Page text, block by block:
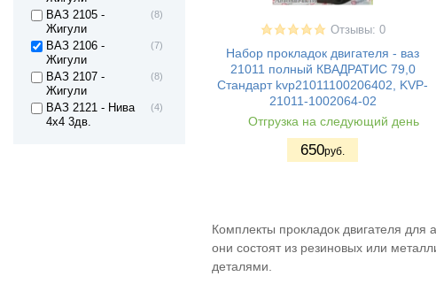
ВАЗ 2105 -
Жигули
(8)
ВАЗ 2106 -
Жигули
(7)
ВАЗ 2107 -
Жигули
(8)
ВАЗ 2121 - Нива
4х4 3дв.
(4)
Отзывы: 0
Набор прокладок двигателя - ваз
21011 полный КВАДРАТИС 79,0
Стандарт kvp21011100206402, KVP-
21011-1002064-02
Отгрузка на следующий день
650руб.
Комплекты прокладок двигателя для
они состоят из резиновых или
деталями.